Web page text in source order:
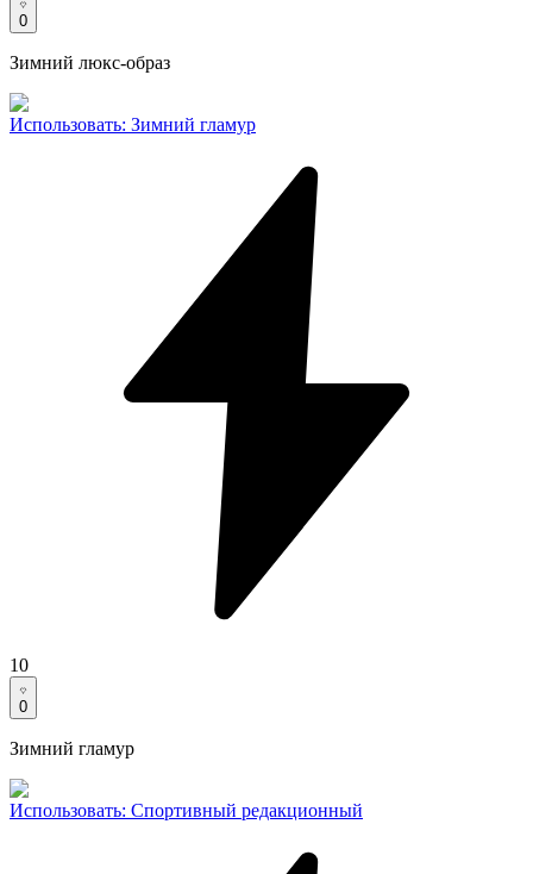
0
Зимний люкс-образ
Использовать: Зимний гламур
10
0
Зимний гламур
Использовать: Спортивный редакционный